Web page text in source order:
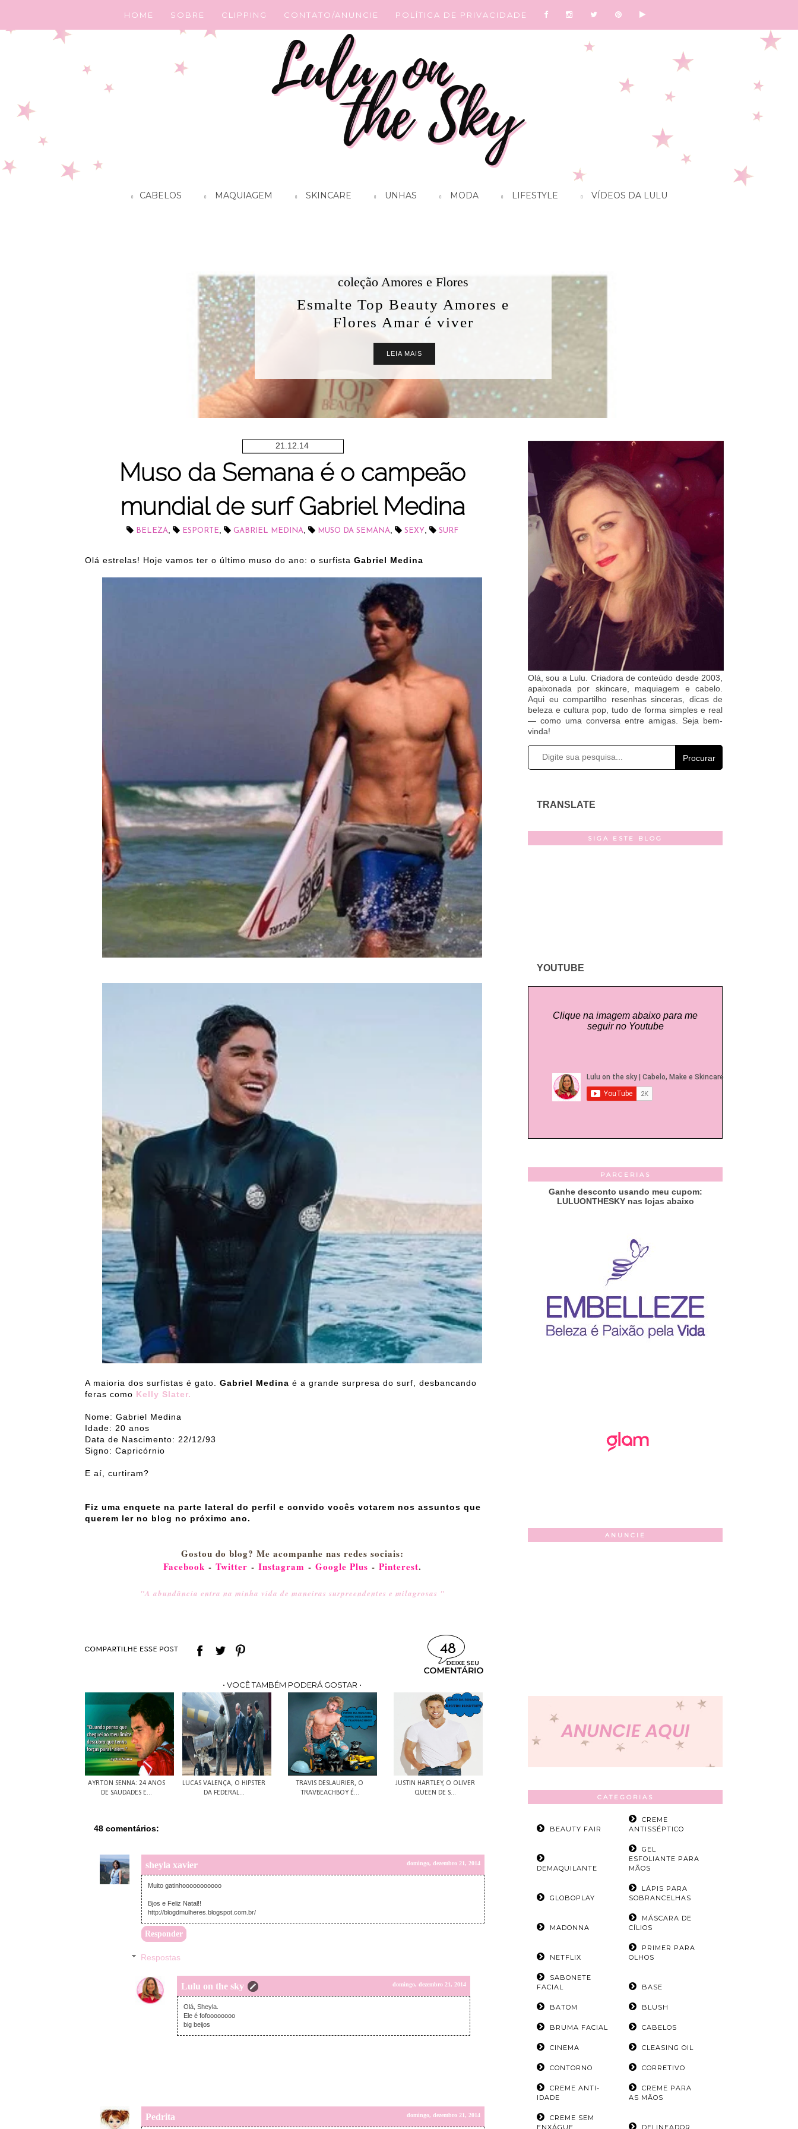
HOME SOBRE CLIPPING CONTATO/ANUNCIE POLÍTICA DE PRIVACIDADE
CABELOS MAQUIAGEM SKINCARE UNHAS MODA LIFESTYLE VÍDEOS DA LULU
coleção Amores e Flores
Esmalte Top Beauty Amores e
Flores Amar é viver
LEIA MAIS
21.12.14
Muso da Semana é o campeão
mundial de surf Gabriel Medina
BELEZA ESPORTE GABRIEL MEDINA MUSO DA SEMANA SEXY, SURF
Olá estrelas! Hoje vamos ter o último muso do ano: o surfista Gabriel Medina
A maioria dos surfistas é gato. Gabriel Medina é a grande surpresa do surf, desbancando
feras como Kelly Slater.
Nome: Gabriel Medina
Idade: 20 anos
Data de Nascimento: 22/12/93
Signo: Capricórnio
E aí, curtiram?
Fiz uma enquete na parte lateral do perfil e convido vocês votarem nos assuntos que
querem ler no blog no próximo ano.
Gostou do blog? Me acompanhe nas redes sociais:
Facebook - Twitter - Instagram - Google Plus - Pinterest.
"A abundância entra na minha vida de maneiras surpreendentes e milagrosas "
48
• VOCÊ TAMBÉM PODERÁ GOSTAR •
AYRTON SENNA: 24 ANOS
DE SAUDADES E...
LUCAS VALENÇA, O HIPSTER
DA FEDERAL...
TRAVIS DESLAURIER, O
TRAVBEACHBOY É...
JUSTIN HARTLEY, O OLIVER
QUEEN DE S...
48 comentários:
sheyla xavier domingo, dezembro 21, 2014
Muito gatinhooooooooooo
Bjos e Feliz Natal!!
http://blogdmulheres.blogspot.com.br/
Responder
Respostas
Lulu on the sky domingo, dezembro 21, 2014
Olá, Sheyla.
Ele é fofoooooooo
big beijos
Pedrita domingo, dezembro 21, 2014
Olá, sou a Lulu. Criadora de conteúdo desde 2003,
apaixonada por skincare, maquiagem e cabelo.
Aqui eu compartilho resenhas sinceras, dicas de
beleza e cultura pop, tudo de forma simples e real
— como uma conversa entre amigas. Seja bem-
vinda!
Procurar
TRANSLATE
SIGA ESTE BLOG
YOUTUBE
Clique na imagem abaixo para me
seguir no Youtube
PARCERIAS
Ganhe desconto usando meu cupom:
LULUONTHESKY nas lojas abaixo
ANUNCIE
CATEGORIAS
BEAUTY FAIR
CREME
ANTISSÉPTICO
DEMAQUILANTE
GEL
ESFOLIANTE PARA
MÃOS
GLOBOPLAY
LÁPIS PARA
SOBRANCELHAS
MADONNA
MÁSCARA DE
CÍLIOS
NETFLIX
PRIMER PARA
OLHOS
SABONETE
FACIAL
BASE
BATOM BLUSH
BRUMA FACIAL CABELOS
CINEMA CLEASING OIL
CONTORNO CORRETIVO
CREME ANTI-
IDADE
CREME PARA
AS MÃOS
CREME SEM
ENXÁGUE
DELINEADOR